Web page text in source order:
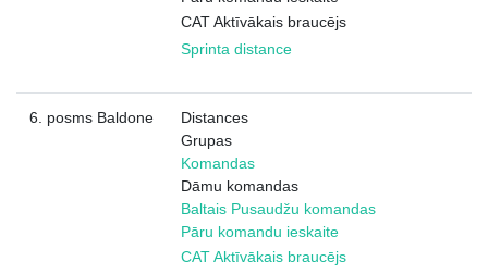
CAT Aktīvākais braucējs
Sprinta distance
6. posms Baldone
Distances
Grupas
Komandas
Dāmu komandas
Baltais Pusaudžu komandas
Pāru komandu ieskaite
CAT Aktīvākais braucējs